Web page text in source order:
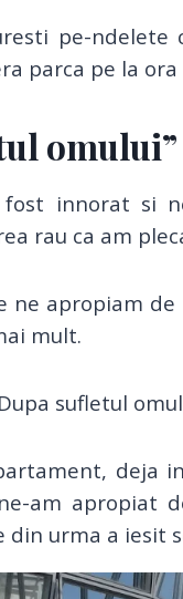
pe-ndelete
parca pe la
omului”
innorat si
rau ca am
ne apropiam
mult.
sufletul
deja
am apropiat
din urma a iesit